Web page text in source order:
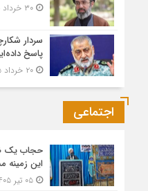
۳۰ خرداد ۱۴۰۵ - ۱۴:۵۸
سردار
پاسخ
۲۰ خرداد ۱۴۰۵ - ۱۸:۲۰
اجتماعی
حجاب یک
این
۰۵ تیر ۱۴۰۵ - ۲۱:۱۰